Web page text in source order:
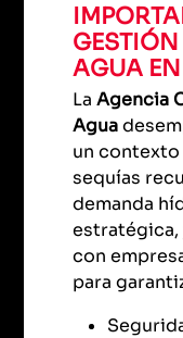
GESTIÓN
AGUA
LaAgencia
Agua
un
sequías
demanda
con
para